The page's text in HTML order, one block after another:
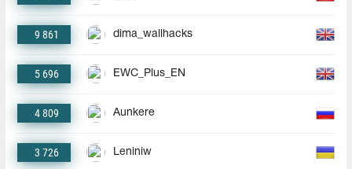
9 861 dima_wallhacks
5 696 EWC_Plus_EN
4 809 Aunkere
3 726 Leniniw